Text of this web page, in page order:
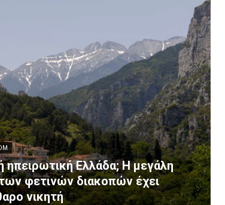
ηπειρωτική Ελλάδα; Η μεγάλη
φετινών διακοπών έχει
νικητή